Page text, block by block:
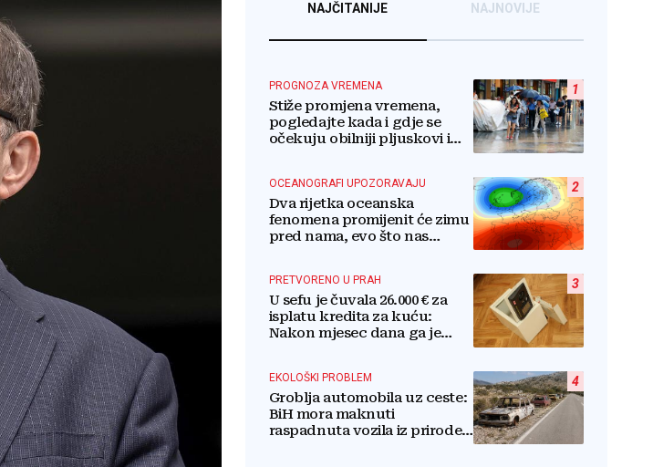
NAJČITANIJE NAJNOVIJE
1
PROGNOZA VREMENA
Stiže promjena vremena,
pogledajte kada i gdje se
očekuju obilniji pljuskovi i
2
OCEANOGRAFI UPOZORAVAJU
Dva rijetka oceanska
fenomena promijenit će zimu
pred nama, evo što nas
3
PRETVORENO U PRAH
U sefu je čuvala 26.000 € za
isplatu kredita za kuću:
Nakon mjesec dana ga je
4
EKOLOŠKI PROBLEM
Groblja automobila uz ceste:
BiH mora maknuti
raspadnuta vozila iz prirode i